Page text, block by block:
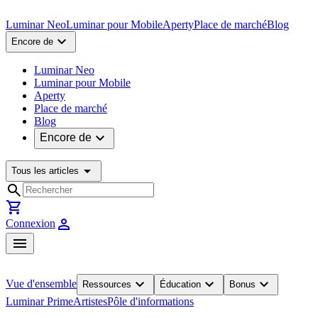
Luminar NeoLuminar pour MobileApertyPlace de marchéBlog
Encore de expand_more
Luminar Neo
Luminar pour Mobile
Aperty
Place de marché
Blog
Encore de expand_more
Tous les articles arrow_drop_down
search
shopping_cart
Connexion person
menu
Vue d'ensemble Ressources expand_more Éducation expand_more Bonus expand_more
Luminar PrimeArtistesPôle d'informations